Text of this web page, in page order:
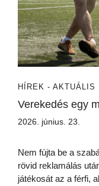
HÍREK - AKTUÁLIS
Verekedés egy
2026. június. 23.
Nem fújta be a
rövid reklamálás
játékosát az a férfi,